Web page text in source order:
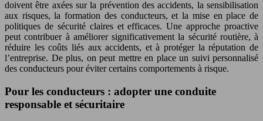
doivent être axées sur la prévention des accidents, la sensibilisation
aux risques, la formation des conducteurs, et la mise en place de
politiques de sécurité claires et efficaces. Une approche proactive
peut contribuer à améliorer significativement la sécurité routière, à
réduire les coûts liés aux accidents, et à protéger la réputation de
l’entreprise. De plus, on peut mettre en place un suivi personnalisé
des conducteurs pour éviter certains comportements à risque.
Pour les conducteurs : adopter une conduite
responsable et sécuritaire